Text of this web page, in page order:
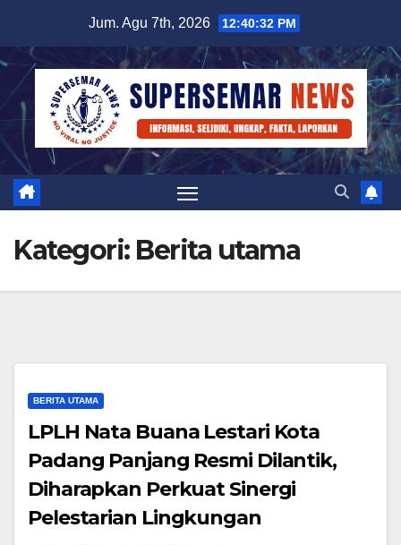
content
Jum. Agu 7th, 2026 12:40:32 PM
Kategori: Berita utama
BERITA UTAMA
LPLH Nata Buana Lestari Kota
Padang Panjang Resmi Dilantik,
Diharapkan Perkuat Sinergi
Pelestarian Lingkungan